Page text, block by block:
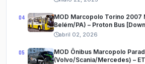
MOD Marcopolo Torino 2007
Belém/PA) – Proton Bus
abril 02, 2026
MOD Ônibus Marcopolo
(Volvo/Scania/Mercedes) –